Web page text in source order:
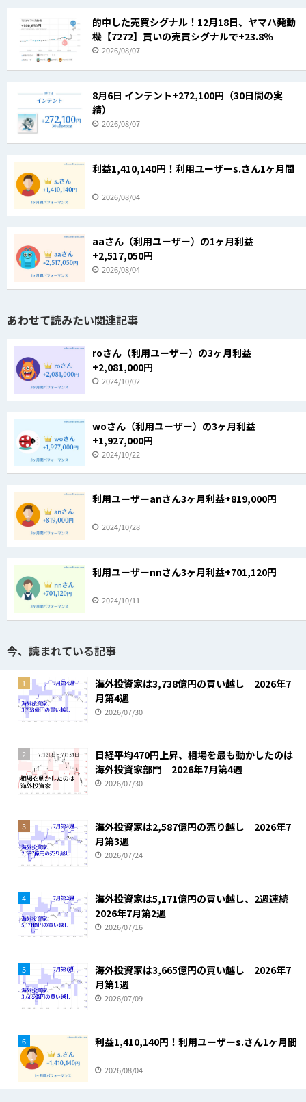
的中した売買シグナル！12月18日、ヤマハ発動
機【7272】買いの売買シグナルで+23.8％
2026/08/07
8月6日 インテント+272,100円（30日間の実
績）
2026/08/07
利益1,410,140円！利用ユーザーs.さん1ヶ月間
2026/08/04
aaさん（利用ユーザー）の1ヶ月利益
+2,517,050円
2026/08/04
あわせて読みたい関連記事
roさん（利用ユーザー）の3ヶ月利益
+2,081,000円
2024/10/02
woさん（利用ユーザー）の3ヶ月利益
+1,927,000円
2024/10/22
利用ユーザーanさん3ヶ月利益+819,000円
2024/10/28
利用ユーザーnnさん3ヶ月利益+701,120円
2024/10/11
今、読まれている記事
1
海外投資家は3,738億円の買い越し 2026年7
月第4週
2026/07/30
2
日経平均470円上昇、相場を最も動かしたのは
海外投資家部門 2026年7月第4週
2026/07/30
3
海外投資家は2,587億円の売り越し 2026年7
月第3週
2026/07/24
4
海外投資家は5,171億円の買い越し、2週連続
2026年7月第2週
2026/07/16
5
海外投資家は3,665億円の買い越し 2026年7
月第1週
2026/07/09
6 利益1,410,140円！利用ユーザーs.さん1ヶ月間
2026/08/04